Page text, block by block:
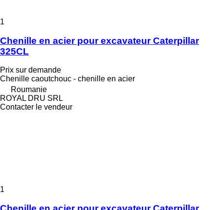
1
Chenille en acier pour excavateur Caterpillar
325CL
Prix sur demande
Chenille caoutchouc - chenille en acier
Roumanie
ROYAL DRU SRL
Contacter le vendeur
1